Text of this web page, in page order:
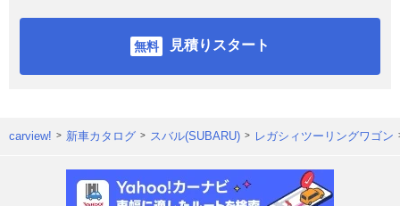
見積りスタート
carview! 新車カタログ スバル(SUBARU) レガシィツーリングワゴン